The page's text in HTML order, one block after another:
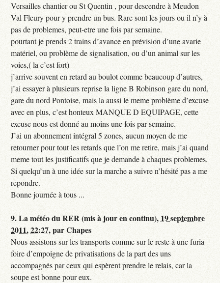
Versailles chantier ou St Quentin , pour descendre à Meudon
Val Fleury pour y prendre un bus. Rare sont les jours ou il n’y à
pas de problemes, peut-etre une fois par semaine.
pourtant je prends 2 trains d’avance en prévision d’une avarie
matériel, ou problème de signalisation, ou d’un animal sur les
voies,( la c’est fort)
j’arrive souvent en retard au boulot comme beaucoup d’autres,
j’ai essayer à plusieurs reprise la ligne B Robinson gare du nord,
gare du nord Pontoise, mais la aussi le meme problème d’excuse
avec en plus, c’est honteux MANQUE D EQUIPAGE, cette
excuse nous est donné au moins une fois par semaine.
J’ai un abonnement intégral 5 zones, aucun moyen de me
retourner pour tout les retards que l’on me retire, mais j’ai quand
meme tout les justificatifs que je demande à chaques problemes.
Si quelqu’un à une idée sur la marche a suivre n’hésité pas a me
repondre.
Bonne journée à tous ...
9.La météo du RER (mis à jour en continu), 19 septembre
2011, 22:27,parChapes
Nous assistons sur les transports comme sur le reste à une furia
foire d’empoigne de privatisations de la part des uns
accompagnés par ceux qui espèrent prendre le relais, car la
soupe est bonne pour eux.